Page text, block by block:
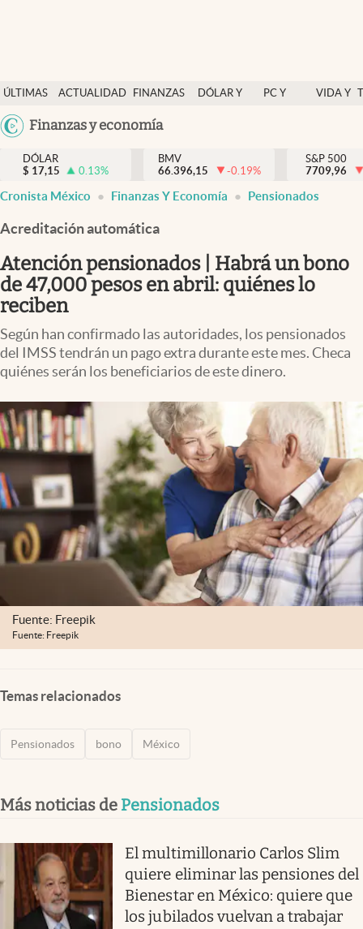
ÚLTIMAS
NOTICIAS
ACTUALIDAD
FINANZAS
DÓLAR Y
PC Y
VIDA Y
México
USA
Finanzas y economía
Actualidad
Finanzas y economía
Dólar y mercados
Pc y celular
Vida y estilo
Tv
Clima
Espiritualidad
Mediakit
abre en nueva pestaña
México
DÓLAR
$ 17,15 0.13%
BMV
66.396,15
-0.19%
S&P 500
7709,96
Cronista México Finanzas Y Economía Pensionados
Acreditación automática
Atención pensionados | Habrá un bono
de 47,000 pesos en abril: quiénes lo
reciben
Según han confirmado las autoridades, los pensionados
del IMSS tendrán un pago extra durante este mes. Checa
quiénes serán los beneficiarios de este dinero.
Fuente: Freepik
Fuente: Freepik
Temas relacionados
Pensionados bono México
Más noticias de Pensionados
El multimillonario Carlos Slim
quiere eliminar las pensiones del
Bienestar en México: quiere que
los jubilados vuelvan a trabajar